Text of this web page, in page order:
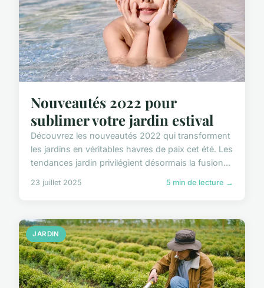
Nouveautés 2022 pour
sublimer votre jardin estival
Découvrez les nouveautés 2022 qui transforment
les jardins en véritables havres de paix cet été. Les
tendances jardin privilégient désormais la fusion...
23 juillet 2025 5 min de lecture →
JARDIN